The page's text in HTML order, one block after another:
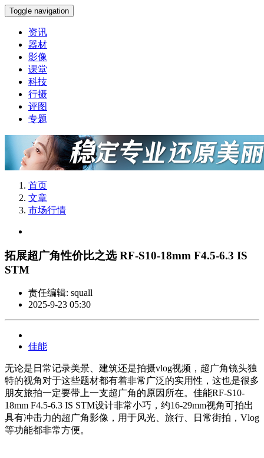
Toggle navigation
资讯
器材
影像
课堂
科技
行摄
评图
专题
首页
文章
市场行情
拓展超广角性价比之选 RF-S10-18mm F4.5-6.3 IS
STM
责任编辑: squall
2025-9-23 05:30
佳能
无论是日常记录美景、建筑还是拍摄vlog视频，超广角镜头独
特的视角对于这些题材都有着非常广泛的实用性，这也是很多
朋友旅拍一定要带上一支超广角的原因所在。佳能RF-S10-
18mm F4.5-6.3 IS STM设计非常小巧，约16-29mm视角可拍出
具有冲击力的超广角影像，用于风光、旅行、日常街拍，Vlog
等功能都非常方便。